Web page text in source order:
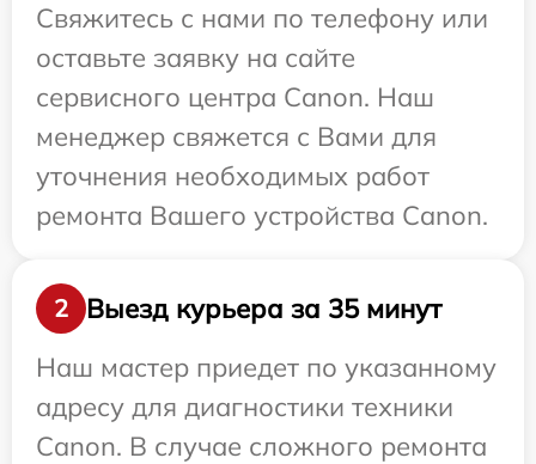
Свяжитесь с нами по телефону или
оставьте заявку на сайте
сервисного центра Canon. Наш
менеджер свяжется с Вами для
уточнения необходимых работ
ремонта Вашего устройства Canon.
2
Выезд курьера за 35 минут
Наш мастер приедет по указанному
адресу для диагностики техники
Canon. В случае сложного ремонта